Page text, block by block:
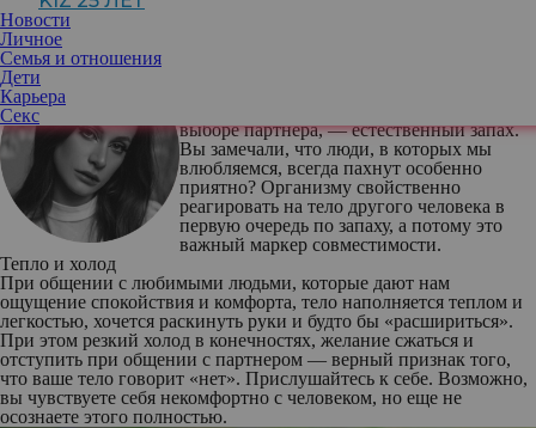
Новости
Личное
Семья и отношения
Дети
Карьера
Секс
мужчине «нет», когда разум кричит «да!», рассказывает наш
эксперт, чей курс по телесной терапии прошли больше 50 000
девушек.
выборе партнера, — естественный запах.
Вы замечали, что люди, в которых мы
влюбляемся, всегда пахнут особенно
приятно? Организму свойственно
реагировать на тело другого человека в
первую очередь по запаху, а потому это
важный маркер совместимости.
Тепло и холод
При общении с любимыми людьми, которые дают нам
ощущение спокойствия и комфорта, тело наполняется теплом и
легкостью, хочется раскинуть руки и будто бы «расшириться».
При этом резкий холод в конечностях, желание сжаться и
отступить при общении с партнером — верный признак того,
что ваше тело говорит «нет». Прислушайтесь к себе. Возможно,
вы чувствуете себя некомфортно с человеком, но еще не
осознаете этого полностью.